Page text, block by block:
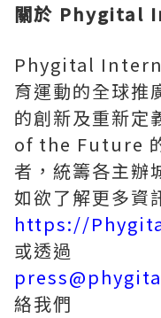
關於 Phygital
Phygital
育運動的全球推
的創新及重新定
of the Future
者，統籌各主辦
如欲了解更多資
https://
或透過
絡我們